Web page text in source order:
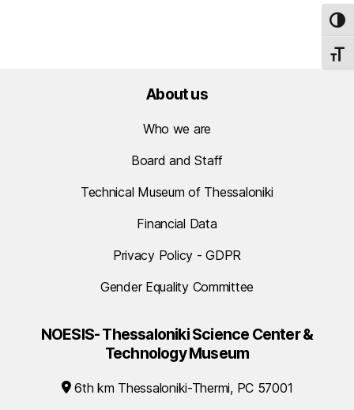
About us
Who we are
Board and Staff
Technical Museum of Thessaloniki
Financial Data
Privacy Policy - GDPR
Gender Equality Committee
NOESIS- Thessaloniki Science Center &
Technology Museum
6th km Thessaloniki-Thermi, PC 57001